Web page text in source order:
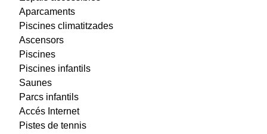
Aparcaments
Piscines climatitzades
Ascensors
Piscines
Piscines infantils
Saunes
Parcs infantils
Accés Internet
Pistes de tennis